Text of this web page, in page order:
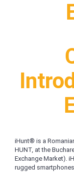
Mașini de Spălat
Roboți Piscină
Accesorii
Coșuri de gunoi
Casti Audio
Telefoane Mobile
Tablete Oukitel
iHunt® is a
HUNT, at the
Exchange Market).
rugged